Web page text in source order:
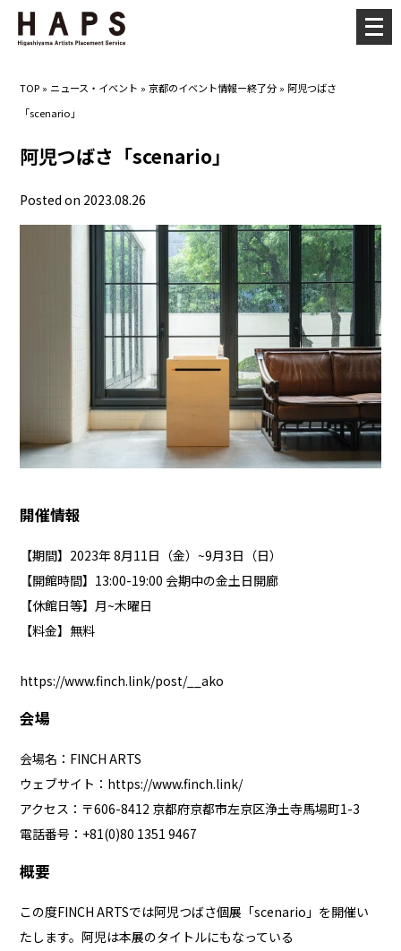
TOP » ニュース・イベント »京都のイベント情報ー終了分 » 阿児つばさ
「scenario」
阿児つばさ「scenario」
Posted on 2023.08.26
開催情報
【期間】2023年 8月11日（金）~9月3日（日）
【開館時間】13:00-19:00 会期中の金土日開廊
【休館日等】月~木曜日
【料金】無料
https://www.finch.link/post/__ako
会場
会場名：FINCH ARTS
ウェブサイト： https://www.finch.link/
アクセス：〒606-8412 京都府京都市左京区浄土寺馬場町1-3
電話番号：+81(0)80 1351 9467
概要
この度FINCH ARTSでは阿児つばさ個展「scenario」を開催い
たします。阿児は本展のタイトルにもなっている
メ
ニ